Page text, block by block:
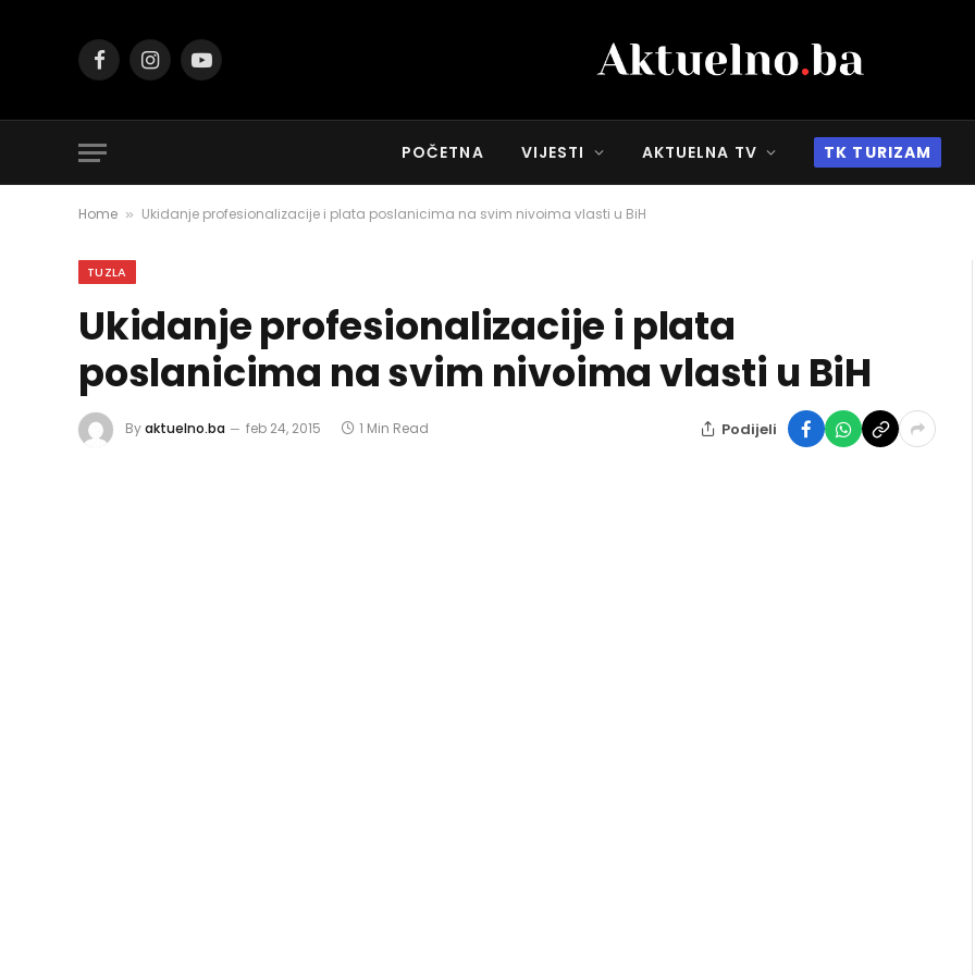
FacebookInstagramYouTube
POČETNA VIJESTI AKTUELNA TV TK TURIZAM
Home » Ukidanje profesionalizacije i plata poslanicima na svim nivoima vlasti u BiH
TUZLA
Ukidanje profesionalizacije i plata
poslanicima na svim nivoima vlasti u BiH
Byaktuelno.ba feb 24, 2015 1 Min Read Podijeli